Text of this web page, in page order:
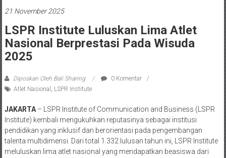
21 November 2025
LSPR Institute Luluskan Lima Atlet
Nasional Berprestasi Pada Wisuda
2025
Diposkan Oleh:Bali Sharing
0 Komentar
Atlet Nasional
LSPR Institute
JAKARTA– LSPR Institute of Communication and Business (LSPR
Institute) kembali mengukuhkan reputasinya sebagai institusi
pendidikan yang inklusif dan berorientasi pada pengembangan
talenta multidimensi. Dari total 1.332 lulusan tahun ini, LSPR Institute
meluluskan lima atlet nasional yang mendapatkan beasiswa dari